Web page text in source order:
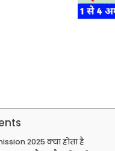
2025 क्या होता है